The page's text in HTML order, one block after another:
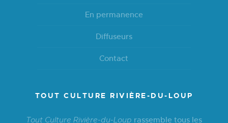
En permanence
Diffuseurs
Contact
TOUT CULTURE RIVIÈRE-DU-LOUP
Tout Culture Rivière-du-Loup rassemble tous les